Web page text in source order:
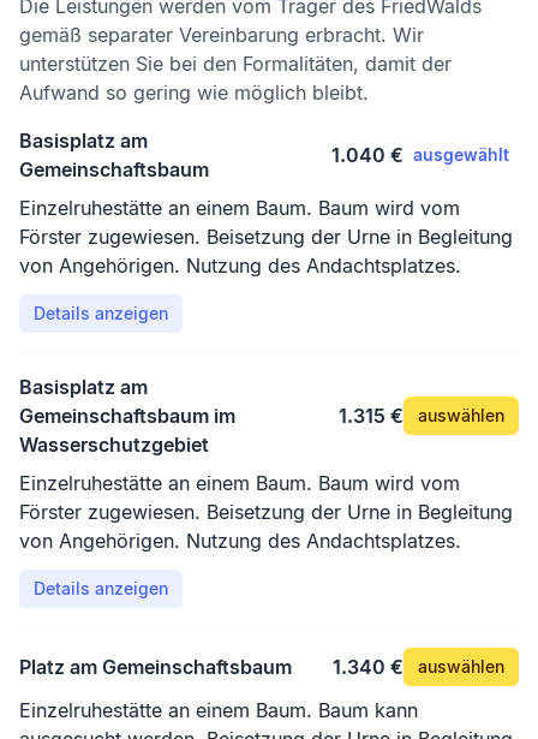
Die Leistungen werden vom Träger des FriedWalds
gemäß separater Vereinbarung erbracht. Wir
unterstützen Sie bei den Formalitäten, damit der
Aufwand so gering wie möglich bleibt.
Basisplatz am
Gemeinschaftsbaum
1.040 € ausgewählt
Einzelruhestätte an einem Baum. Baum wird vom
Förster zugewiesen. Beisetzung der Urne in Begleitung
von Angehörigen. Nutzung des Andachtsplatzes.
Details anzeigen
Basisplatz am
Gemeinschaftsbaum im
Wasserschutzgebiet
1.315 € auswählen
Einzelruhestätte an einem Baum. Baum wird vom
Förster zugewiesen. Beisetzung der Urne in Begleitung
von Angehörigen. Nutzung des Andachtsplatzes.
Details anzeigen
Platz am Gemeinschaftsbaum 1.340 € auswählen
Einzelruhestätte an einem Baum. Baum kann